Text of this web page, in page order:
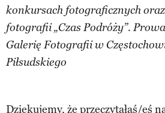
konkursach fotograficznych
fotografii „Czas Podróży”.
Galerię Fotografii w
Piłsudskiego
Dziękujemy, że przeczytałaś/eś